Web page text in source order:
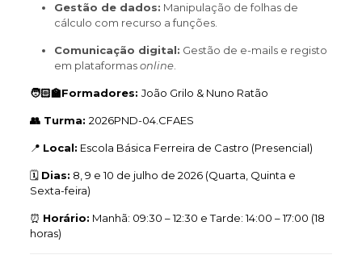
Gestão de dados: Manipulação de folhas de
cálculo com recurso a funções.
Comunicação digital: Gestão de e-mails e registo
em plataformasonline.
🧑🏻‍🏫Formadores: João Grilo & Nuno Ratão
👥 Turma: 2026PND-04.CFAES
📍 Local: Escola Básica Ferreira de Castro (Presencial)
🗓️ Dias: 8, 9 e 10 de julho de 2026 (Quarta, Quinta e
Sexta-feira)
⏰ Horário: Manhã: 09:30 – 12:30 e Tarde: 14:00 – 17:00 (18
horas)